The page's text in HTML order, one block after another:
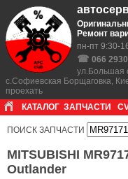
Ремонт
пн-пт 9:30-
☎ 066
ул.Большая
с.Софиевская Борщаговка,
проехать
КАТАЛОГ ЗАПЧАСТИ
ПОИСК ЗАПЧАСТИ
MITSUBISHI
Outlander